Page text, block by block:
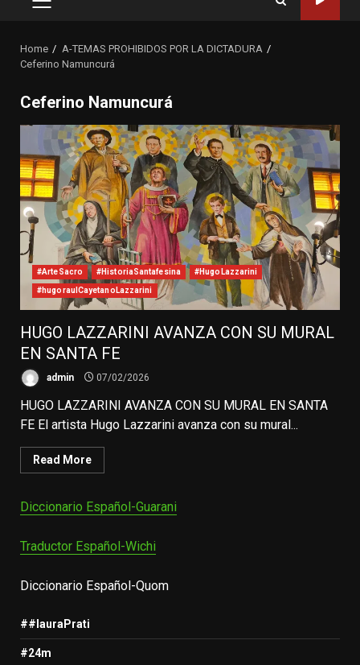
Primary
Home
A-TEMAS PROHIBIDOS POR LA DICTADURA
Ceferino Namuncurá
Ceferino Namuncurá
#ArteSacro #HistoriaSantafesina #HugoLazzarini
#hugoraulCayetanoLazzarini
HUGO LAZZARINI AVANZA CON SU MURAL
EN SANTA FE
admin 07/02/2026
HUGO LAZZARINI AVANZA CON SU MURAL EN SANTA
FE El artista Hugo Lazzarini avanza con su mural...
Read More
Diccionario Español-Guarani
Traductor Español-Wichi
Diccionario Español-Quom
##lauraPrati
#24m